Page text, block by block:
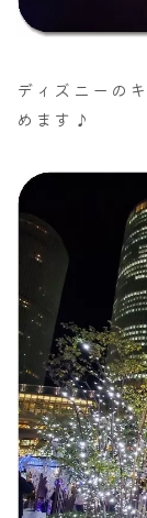
ディズニーの
めます♪